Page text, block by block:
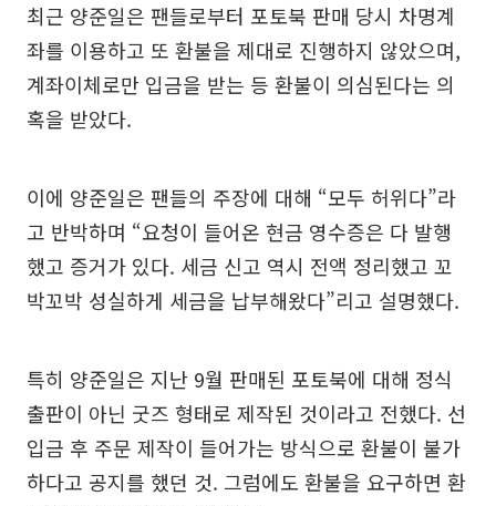
최근 양준일은 팬들로부터 포토북 판매 당시 차명계
좌를 이용하고 또 환불을 제대로 진행하지 않았으며,
계좌이체로만 입금을 받는 등 환불이 의심된다는 의
혹을 받았다.
이에 양준일은 팬들의 주장에 대해 “모두 허위다”라
고 반박하며 “요청이 들어온 현금 영수증은 다 발행
했고 증거가 있다. 세금 신고 역시 전액 정리했고 꼬
박꼬박 성실하게 세금을 납부해왔다”리고 설명했다.
특히 양준일은 지난 9월 판매된 포토북에 대해 정식
출판이 아닌 굿즈 형태로 제작된 것이라고 전했다. 선
입금 후 주문 제작이 들어가는 방식으로 환불이 불가
하다고 공지를 했던 것. 그럼에도 환불을 요구하면 환